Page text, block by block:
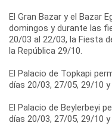
El Gran Bazar y el Bazar
domingos y durante las
20/03 al 22/03, la Fiesta
la República 29/10.
El Palacio de Topkapi
días 20/03, 27/05, 29/10 y
El Palacio de Beylerbeyi
días 20/03, 27/05, 29/10 y